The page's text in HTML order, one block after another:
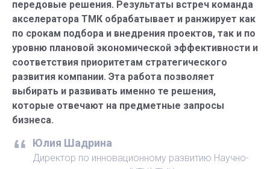
передовые решения. Результаты встреч команда
акселератора ТМК обрабатывает и ранжирует как
по срокам подбора и внедрения проектов, так и по
уровню плановой экономической эффективности и
соответствия приоритетам стратегического
развития компании. Эта работа позволяет
выбирать и развивать именно те решения,
которые отвечают на предметные запросы
бизнеса.
Юлия Шадрина
Директор по инновационному развитию Научно-